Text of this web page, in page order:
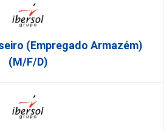
(empregado Armazém)
(M/F/D)